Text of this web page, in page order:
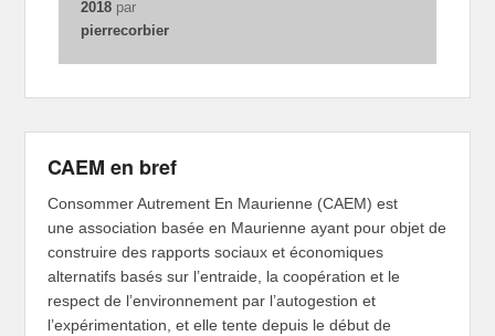
2018 par
pierrecorbier
CAEM en bref
Consommer Autrement En Maurienne (CAEM) est
une association basée en Maurienne ayant pour objet de
construire des rapports sociaux et économiques
alternatifs basés sur l’entraide, la coopération et le
respect de l’environnement par l’autogestion et
l’expérimentation, et elle tente depuis le début de